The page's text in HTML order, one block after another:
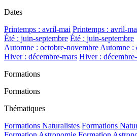
Dates
Printemps : avril-mai Printemps : avril-
Été : juin-septembre Été : juin-septembre
Automne : octobre-novembreAutomne :
Hiver : décembre-mars Hiver :
Formations
Formations
Thématiques
Formations Naturalistes Formations